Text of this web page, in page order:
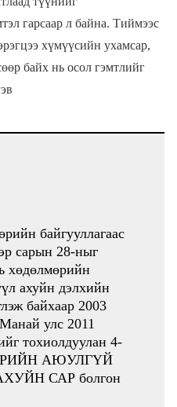
гарсаар л байна. Тиймээс
хүмүүсийн ухамсар,
байх нь осол гэмтлийг
байгууллагаас
сарын 28-ныг
хөдөлмөрийн
ахуйн дэлхийн
байхаар 2003
улс 2011
тохиолдуулан 4-
АЮУЛГҮЙ
САР болгон